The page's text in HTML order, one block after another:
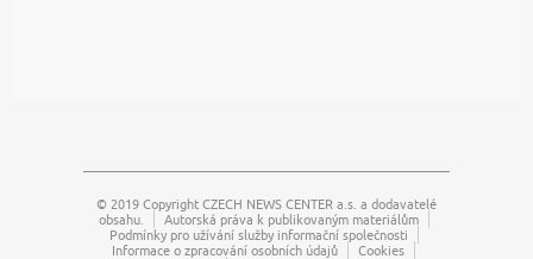
© 2019 Copyright CZECH NEWS CENTER a.s. a dodavatelé
obsahu.
Autorská práva k publikovaným materiálům
Podmínky pro užívání služby informační společnosti
Informace o zpracování osobních údajů
Cookies